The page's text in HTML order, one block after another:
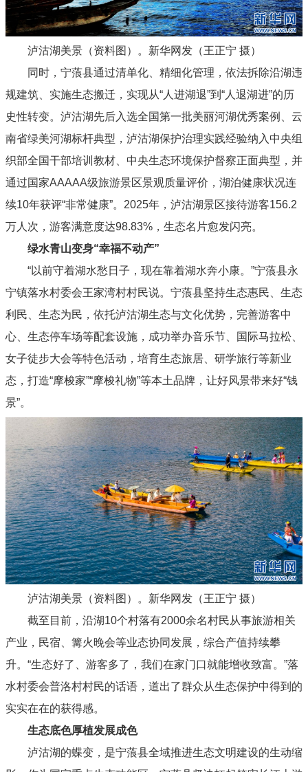
泸沽湖美景（资料图）。新华网发（王正宁 摄）
同时，宁蒗县通过清单化、精细化管理，依法拆除沿湖违
规建筑、实施生态搬迁，实现从“人进湖退”到“人退湖进”的历
史性转变。泸沽湖先后入选全国第一批美丽河湖优秀案例、云
南省绿美河湖标杆典型，泸沽湖保护治理实践经验纳入中央组
织部全国干部培训教材、中央生态环境保护督察正面典型，并
通过国家AAAAA级旅游景区景观质量评价，湖泊健康状况连
续10年获评“非常健康”。2025年，泸沽湖景区接待游客156.2
万人次，游客满意度达98.83%，生态名片愈发闪亮。
绿水青山变身“幸福不动产”
“以前守着湖水愁日子，现在靠着湖水奔小康。”宁蒗县永
宁镇落水村委会王家湾村村民说。宁蒗县坚持生态惠民、生态
利民、生态为民，依托泸沽湖生态与文化优势，完善游客中
心、生态停车场等配套设施，成功举办音乐节、国际马拉松、
女子徒步大会等特色活动，培育生态旅居、研学旅行等新业
态，打造“摩梭家”“摩梭礼物”等本土品牌，让好风景带来好“钱
景”。
泸沽湖美景（资料图）。新华网发（王正宁 摄）
截至目前，沿湖10个村落有2000余名村民从事旅游相关
产业，民宿、篝火晚会等业态协同发展，综合产值持续攀
升。“生态好了、游客多了，我们在家门口就能增收致富。”落
水村委会普洛村村民的话语，道出了群众从生态保护中得到的
实实在在的获得感。
生态底色厚植发展成色
泸沽湖的蝶变，是宁蒗县全域推进生态文明建设的生动缩